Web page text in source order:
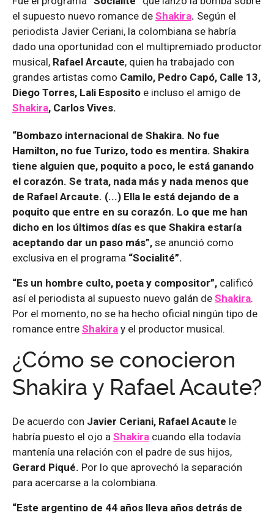
el supuesto nuevo romance de Shakira. Según el
periodista Javier Ceriani, la colombiana se habría
dado una oportunidad con el multipremiado productor
musical, Rafael Arcaute, quien ha trabajado con
grandes artistas como Camilo, Pedro Capó, Calle 13,
Diego Torres, Lali Esposito e incluso el amigo de
Shakira, Carlos Vives.
“Bombazo internacional de Shakira. No fue
Hamilton, no fue Turizo, todo es mentira. Shakira
tiene alguien que, poquito a poco, le está ganando
el corazón. Se trata, nada más y nada menos que
de Rafael Arcaute. (...) Ella le está dejando de a
poquito que entre en su corazón. Lo que me han
dicho en los últimos días es que Shakira estaría
aceptando dar un paso más”, se anunció como
exclusiva en el programa “Socialité”.
“Es un hombre culto, poeta y compositor”, calificó
así el periodista al supuesto nuevo galán de Shakira.
Por el momento, no se ha hecho oficial ningún tipo de
romance entre Shakira y el productor musical.
¿Cómo se conocieron
Shakira y Rafael Acaute?
De acuerdo con Javier Ceriani, Rafael Acaute le
habría puesto el ojo a Shakira cuando ella todavía
mantenía una relación con el padre de sus hijos,
Gerard Piqué. Por lo que aprovechó la separación
para acercarse a la colombiana.
“Este argentino de 44 años lleva años detrás de